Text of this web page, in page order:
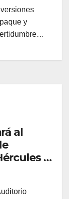
y
al
y